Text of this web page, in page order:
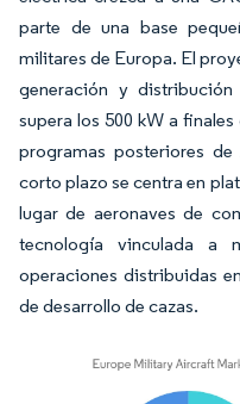
parte de una base
militares de Europa. El
generación y
supera los 500 kW a
programas posteriores
corto plazo se centra en
lugar de aeronaves de
tecnología vinculada a
operaciones distribuidas
de desarrollo de cazas.